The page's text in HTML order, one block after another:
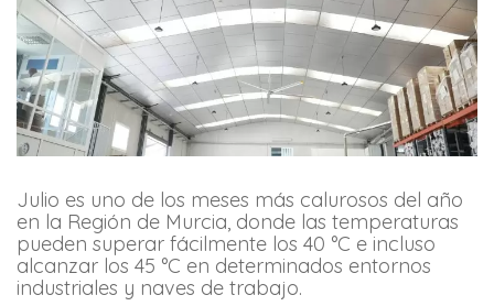
Julio es uno de los meses más calurosos del año
en la Región de Murcia, donde las temperaturas
pueden superar fácilmente los 40 °C e incluso
alcanzar los 45 °C en determinados entornos
industriales y naves de trabajo.